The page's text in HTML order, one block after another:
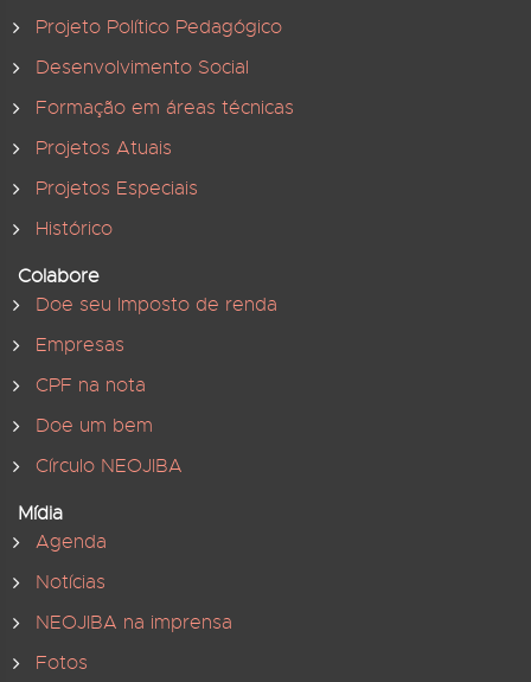
Projeto Político Pedagógico
Desenvolvimento Social
Formação em áreas técnicas
Projetos Atuais
Projetos Especiais
Histórico
Colabore
Doe seu Imposto de renda
Empresas
CPF na nota
Doe um bem
Círculo NEOJIBA
Mídia
Agenda
Notícias
NEOJIBA na imprensa
Fotos